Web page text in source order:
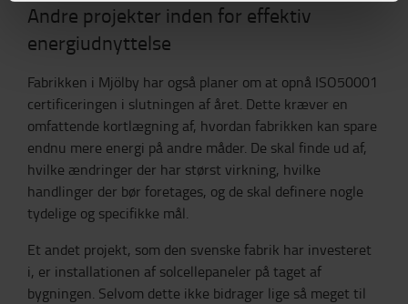
Andre projekter inden for effektiv
energiudnyttelse
Fabrikken i Mjölby har også planer om at opnå ISO50001
certificeringen i slutningen af året. Dette kræver en
omfattende kortlægning af, hvordan fabrikken kan spare
endnu mere energi på andre måder. De skal finde ud af,
hvilke ændringer der har størst virkning, hvilke
handlinger der bør foretages, og de skal definere nogle
tydelige og specifikke mål.
Et andet projekt, som den svenske fabrik har investeret
i, er installationen af solcellepaneler på taget af
bygningen. Selvom dette ikke bidrager lige så meget til